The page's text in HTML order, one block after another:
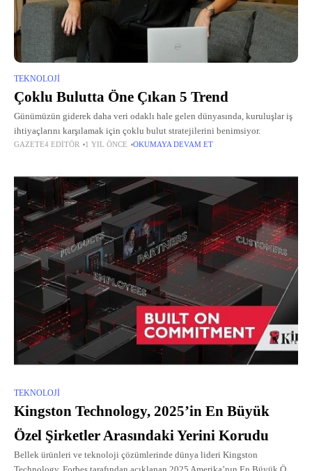
TEKNOLOJI
Çoklu Bulutta Öne Çıkan 5 Trend
Günümüzün giderek daha veri odaklı hale gelen dünyasında, kuruluşlar iş
ihtiyaçlarını karşılamak için çoklu bulut stratejilerini benimsiyor.
GAZETE4 EDITÖR 1 YIL ÖNCE OKUMAYA DEVAM ET
TEKNOLOJI
Kingston Technology, 2025’in En Büyük
Özel Şirketler Arasındaki Yerini Korudu
Bellek ürünleri ve teknoloji çözümlerinde dünya lideri Kingston